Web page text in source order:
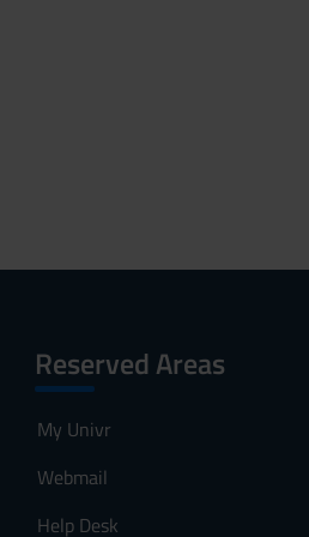
Reserved Areas
My Univr
Webmail
Help Desk